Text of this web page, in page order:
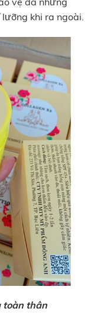
khi ra ngoài.
toàn thân